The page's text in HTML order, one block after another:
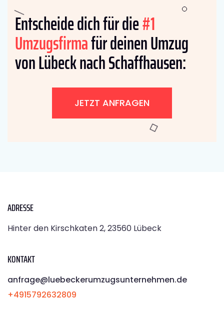
Entscheide dich für die#1
Umzugsfirmafür deinen Umzug
von Lübeck nach Schaffhausen:
JETZT ANFRAGEN
ADRESSE
Hinter den Kirschkaten 2, 23560 Lübeck
KONTAKT
anfrage@luebeckerumzugsunternehmen.de
+4915792632809